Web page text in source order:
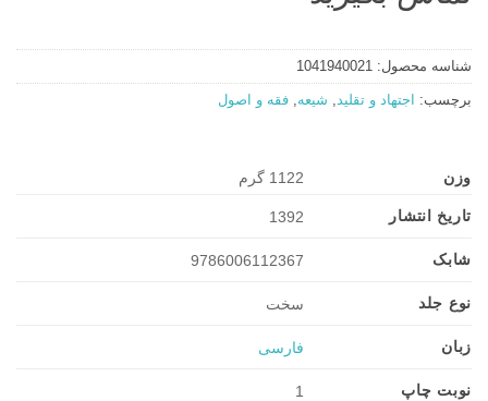
شناسه محصول: 1041940021
برچسب: اجتهاد و تقلید شیعه فقه و اصول
وزن 1122 گرم
تاریخ انتشار 1392
شابک 9786006112367
نوع جلد سخت
زبان فارسی
نوبت چاپ 1